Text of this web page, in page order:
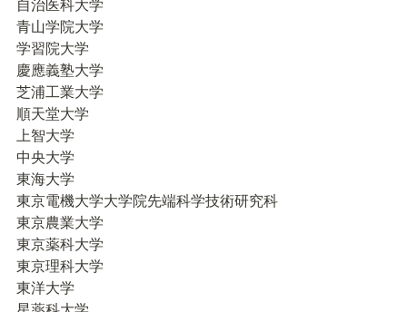
青山学院大学
学習院大学
慶應義塾大学
芝浦工業大学
順天堂大学
上智大学
中央大学
東海大学
東京電機大学大学院先端科学技術研究科
東京農業大学
東京薬科大学
東京理科大学
東洋大学